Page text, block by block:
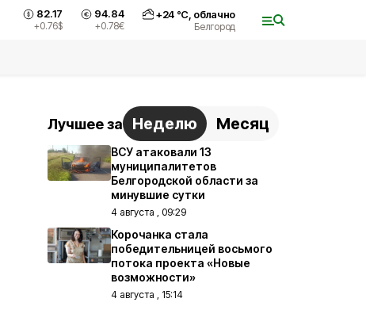
82.17
+0.76$
94.84
+0.78€
+24°С, облачно
Белгород
Лучшее за Неделю Месяц
ВСУ атаковали 13
муниципалитетов
Белгородской области за
минувшие сутки
4 августа , 09:29
Корочанка стала
победительницей восьмого
потока проекта «Новые
возможности»
4 августа , 15:14